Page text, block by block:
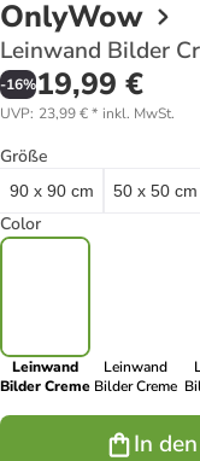
OnlyWow
Leinwand Bilder
-16%19,99 €
UVP: 23,99 €* inkl. MwSt.
Größe
90 x 90 cm 50 x 50 cm
Color
Leinwand
Bilder Creme
Leinwand
Bilder Creme
In